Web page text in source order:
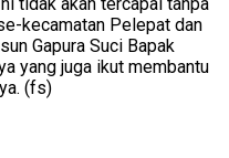
kecamatan Pelepat dan
Gapura Suci Bapak
yang juga ikut membantu
(fs)